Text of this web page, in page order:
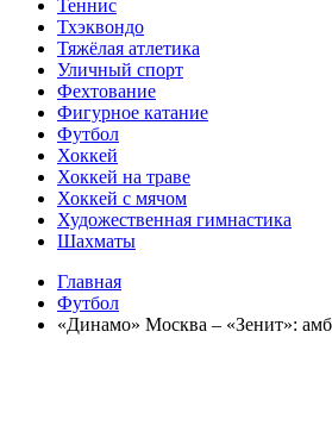
Теннис
Тхэквондо
Тяжёлая атлетика
Уличный спорт
Фехтование
Фигурное катание
Футбол
Хоккей
Хоккей на траве
Хоккей с мячом
Художественная гимнастика
Шахматы
Главная
Футбол
«Динамо» Москва – «Зенит»: